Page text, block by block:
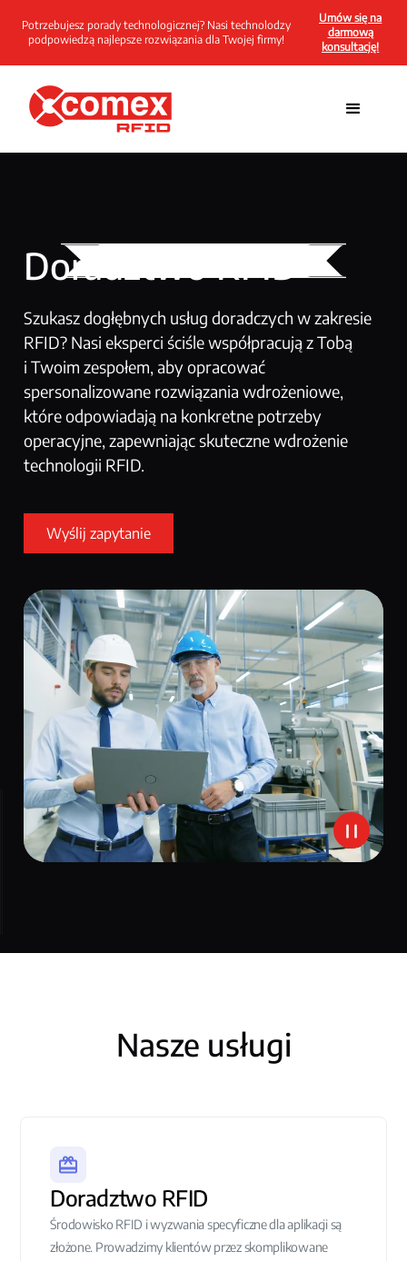
Potrzebujesz porady technologicznej? Nasi technolodzy
podpowiedzą najlepsze rozwiązania dla Twojej firmy!
Umów się na
darmową
konsultację!
Doradztwo RFID
Szukasz dogłębnych usług doradczych w zakresie
RFID? Nasi eksperci ściśle współpracują z Tobą
i Twoim zespołem, aby opracować
spersonalizowane rozwiązania wdrożeniowe,
które odpowiadają na konkretne potrzeby
operacyjne, zapewniając skuteczne wdrożenie
technologii RFID.
Wyślij zapytanie
Nasze usługi
Doradztwo RFID
Środowisko RFID i wyzwania specyficzne dla aplikacji są
złożone. Prowadzimy klientów przez skomplikowane